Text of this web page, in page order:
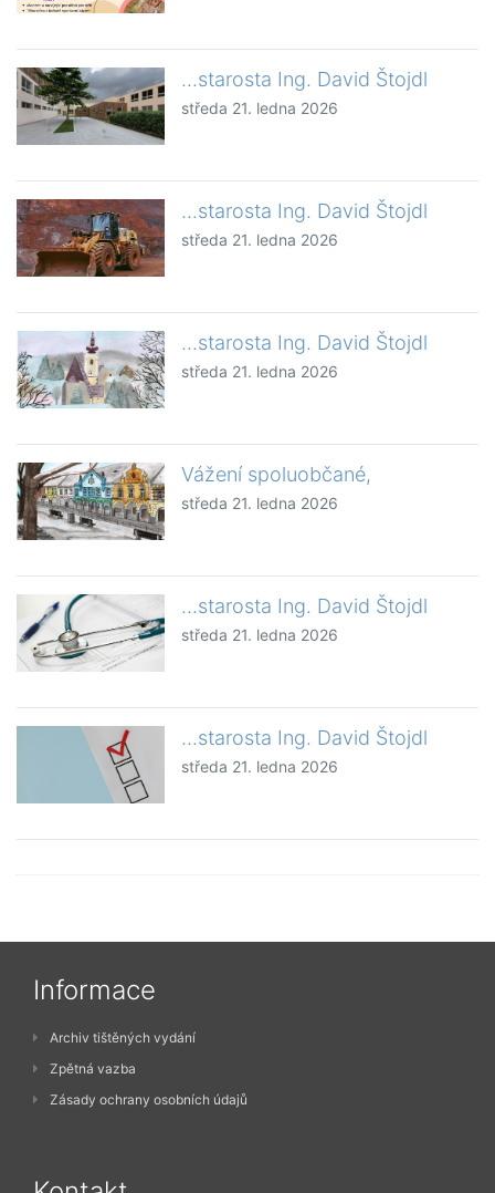
...starosta Ing. David Štojdl
středa 21. ledna 2026
...starosta Ing. David Štojdl
středa 21. ledna 2026
...starosta Ing. David Štojdl
středa 21. ledna 2026
Vážení spoluobčané,
středa 21. ledna 2026
...starosta Ing. David Štojdl
středa 21. ledna 2026
...starosta Ing. David Štojdl
středa 21. ledna 2026
Informace
Archiv tištěných vydání
Zpětná vazba
Zásady ochrany osobních údajů